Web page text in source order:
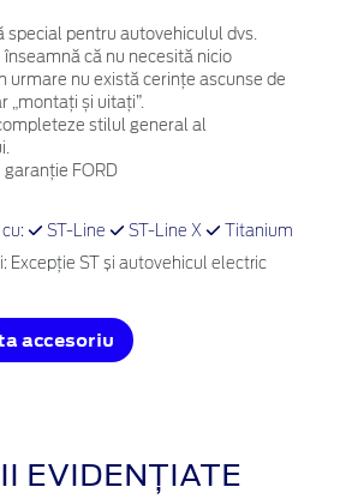
special pentru autovehiculul dvs.
înseamnă că nu necesită nicio
urmare nu există cerințe ascunse de
„montați și uitați”.
stilul general al
garanție FORD
ST-Line ST-Line X Titanium
Excepție ST și autovehicul electric
accesoriu
EVIDENȚIATE